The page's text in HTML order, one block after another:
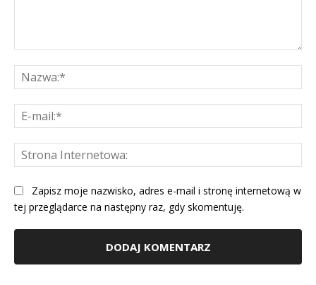
Zapisz moje nazwisko, adres e-mail i stronę internetową w
tej przeglądarce na następny raz, gdy skomentuję.